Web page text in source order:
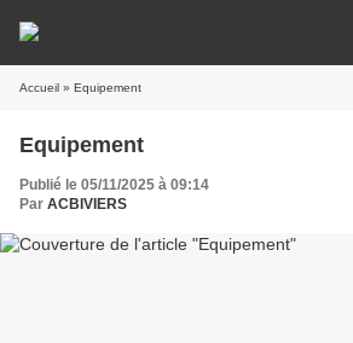
Accueil » Equipement
Equipement
Publié le 05/11/2025 à 09:14
Par ACBIVIERS